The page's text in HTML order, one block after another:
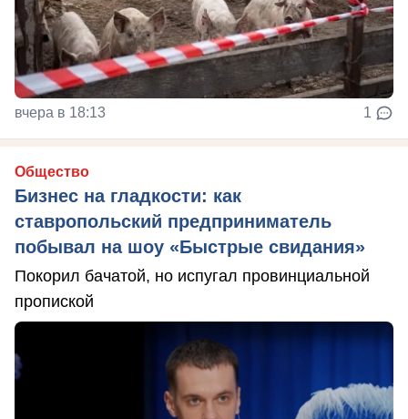
вчера в 18:13 1
Общество
Бизнес на гладкости: как
ставропольский предприниматель
побывал на шоу «Быстрые свидания»
Покорил бачатой, но испугал провинциальной
пропиской